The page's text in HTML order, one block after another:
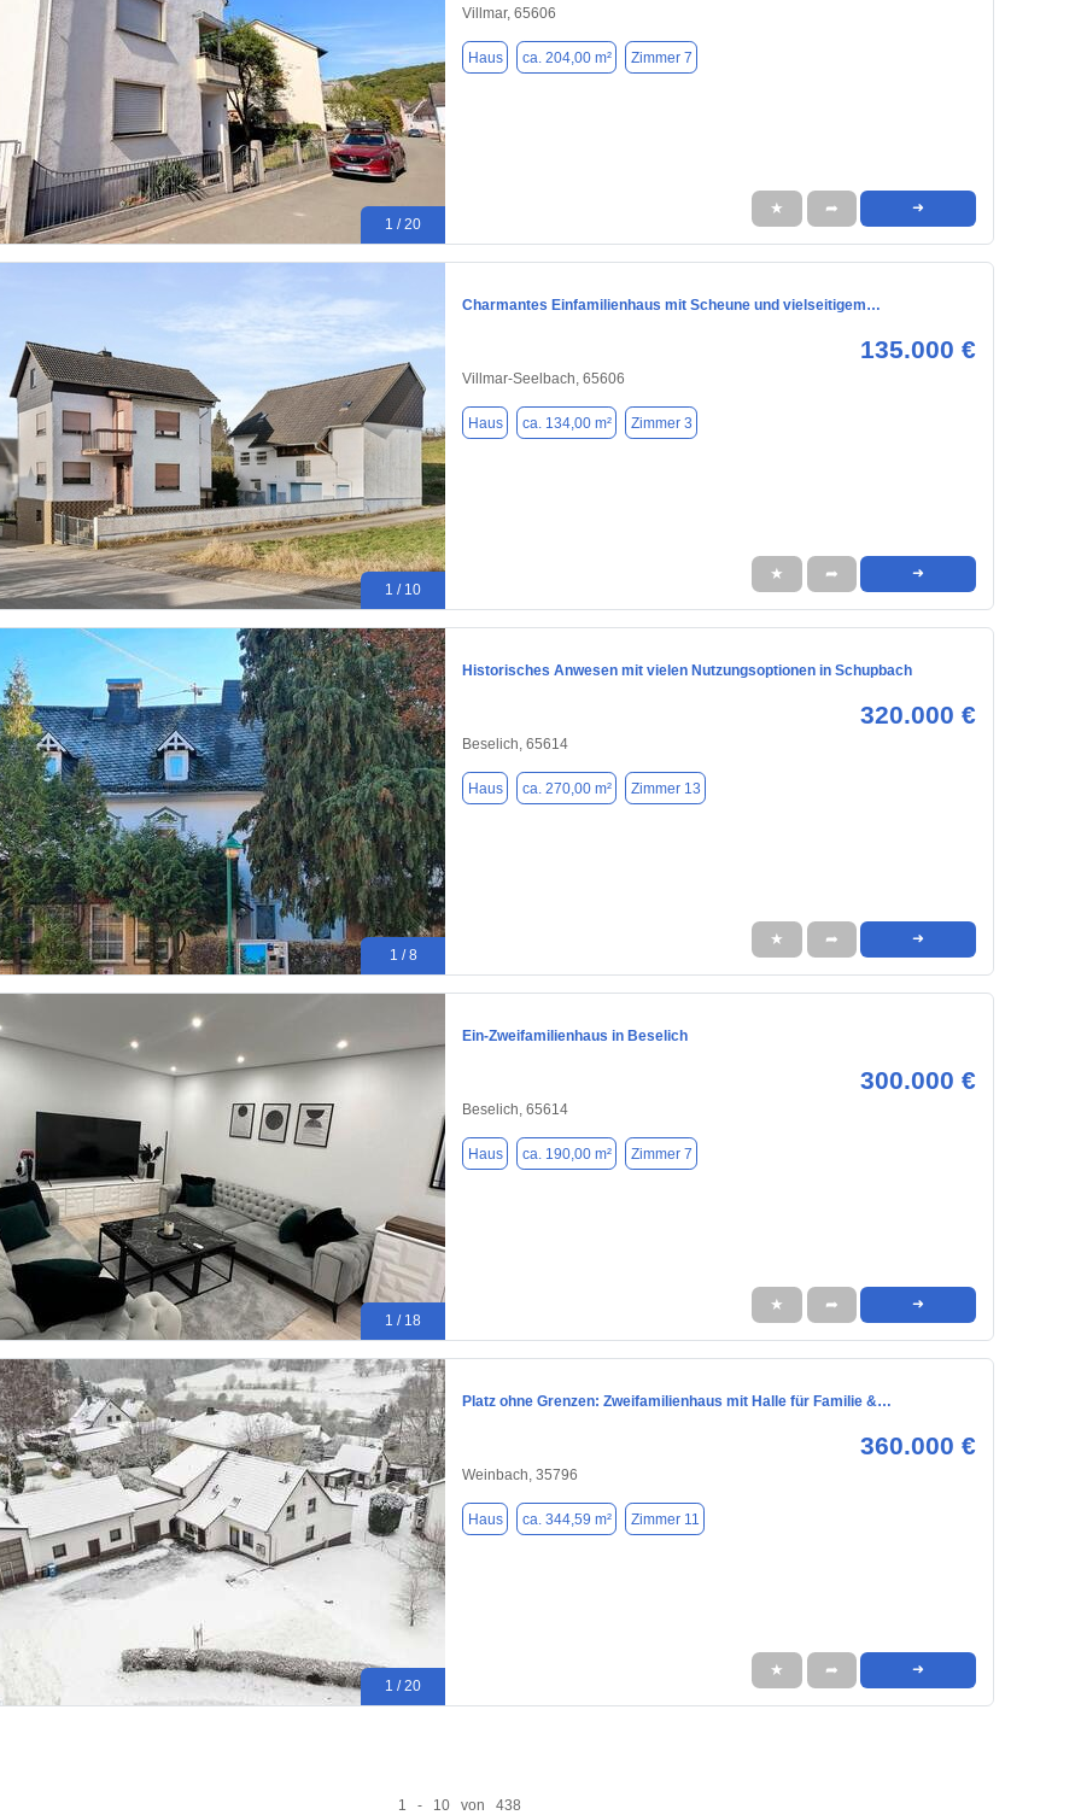
1 / 20
Villmar, 65606
Haus ca. 204,00 m² Zimmer 7
★ ➦ ➜
1 / 10
Charmantes Einfamilienhaus mit Scheune und vielseitigem…
135.000 €
Villmar-Seelbach, 65606
Haus ca. 134,00 m² Zimmer 3
★ ➦ ➜
1 / 8
Historisches Anwesen mit vielen Nutzungsoptionen in Schupbach
320.000 €
Beselich, 65614
Haus ca. 270,00 m² Zimmer 13
★ ➦ ➜
1 / 18
Ein-Zweifamilienhaus in Beselich
300.000 €
Beselich, 65614
Haus ca. 190,00 m² Zimmer 7
★ ➦ ➜
1 / 20
Platz ohne Grenzen: Zweifamilienhaus mit Halle für Familie &…
360.000 €
Weinbach, 35796
Haus ca. 344,59 m² Zimmer 11
★ ➦ ➜
1 - 10 von 438